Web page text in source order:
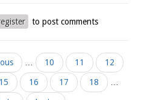
to post comments
Page
10 Page
11 Page
12
Page
15 Page
16 Page
17 Page
18